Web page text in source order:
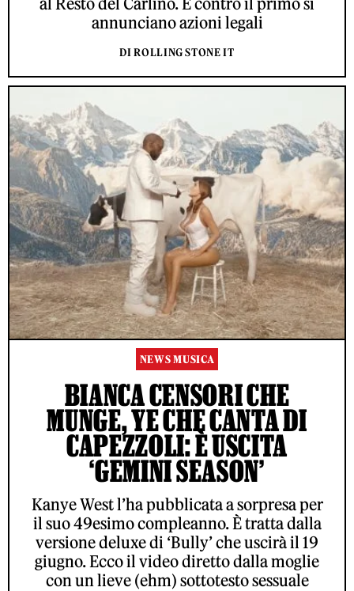
annunciano azioni legali
DI ROLLING STONE IT
NEWS MUSICA
BIANCA CENSORI CHE
MUNGE, YE CHE CANTA DI
CAPEZZOLI: È USCITA
‘GEMINI SEASON’
Kanye West l’ha pubblicata a sorpresa per
il suo 49esimo compleanno. È tratta dalla
versione deluxe di ‘Bully’ che uscirà il 19
giugno. Ecco il video diretto dalla moglie
con un lieve (ehm) sottotesto sessuale